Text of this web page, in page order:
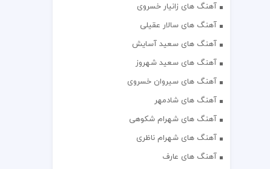
آهنگ های زانیار خسروی
آهنگ های سالار عقیلی
آهنگ های سعید آسایش
آهنگ های سعید شهروز
آهنگ های سیروان خسروی
آهنگ های شادمهر
آهنگ های شهرام شکوهی
آهنگ های شهرام ناظری
آهنگ های عارف